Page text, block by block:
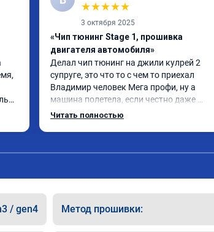
★★★★★
3 октября 2025
«Чип тюнинг Stage 1, прошивка
двигателя автомобиля»
Делал чип тюнинг на джили кулрей 2
супруге, это что то с чем то приехал
Владимир человек Мега профи, ну а
машина полетела, если честно даже
страшно было, спасибо огромное. Ну и за
Читать полностью
/ gen4 Метод прошивки: